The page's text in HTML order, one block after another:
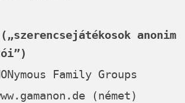
(„szerencsejátékosok anonim
Family Groups
(német)